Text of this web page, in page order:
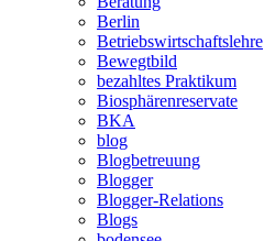
Berlin
Betriebswirtschaftslehre
Bewegtbild
bezahltes Praktikum
Biosphärenreservate
BKA
blog
Blogbetreuung
Blogger
Blogger-Relations
Blogs